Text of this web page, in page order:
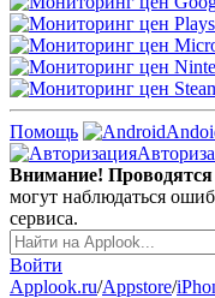
Помощь
Внимание!
могут наблюдаться
сервиса.
Войти
Applook.ru/Appstore/